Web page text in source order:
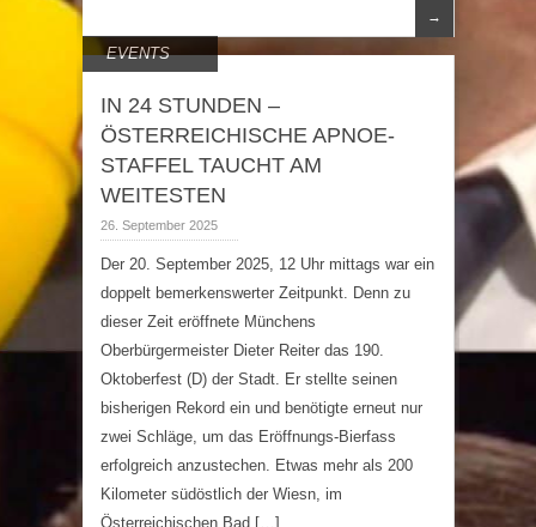
→
EVENTS
IN 24 STUNDEN –
ÖSTERREICHISCHE APNOE-
STAFFEL TAUCHT AM
WEITESTEN
26. September 2025
Der 20. September 2025, 12 Uhr mittags war ein
doppelt bemerkenswerter Zeitpunkt. Denn zu
dieser Zeit eröffnete Münchens
Oberbürgermeister Dieter Reiter das 190.
Oktoberfest (D) der Stadt. Er stellte seinen
bisherigen Rekord ein und benötigte erneut nur
zwei Schläge, um das Eröffnungs-Bierfass
erfolgreich anzustechen. Etwas mehr als 200
Kilometer südöstlich der Wiesn, im
Österreichischen Bad […]